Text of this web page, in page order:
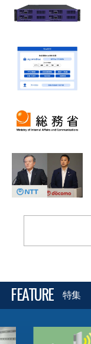
FEATURE 特集